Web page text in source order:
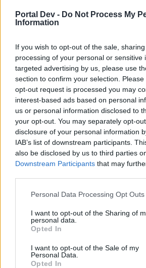
Portal Dev - Do Not Process My
Information
If you wish to opt-out of the sale,
processing of your personal or sensitive
targeted advertising by us, please use
section to confirm your selection.
opt-out request is processed you may
interest-based ads based on personal
us or personal information disclosed to
your opt-out. You may separately opt-
disclosure of your personal information
IAB’s list of downstream participants.
also be disclosed by us to third parties
Downstream Participants that may
Personal Data Processing Opt Outs
I want to opt-out of the Sharing of
personal data.
Opted In
I want to opt-out of the Sale of my
Personal Data.
Opted In
НощенБяс каза:
Търсиш ли още сладко
експресния влаки арктическа
раздадох драсни не искам нищо е
усмивка
29.12.20
Пума~`харесва това.
Господар
Обърнах го на бизнес с тези